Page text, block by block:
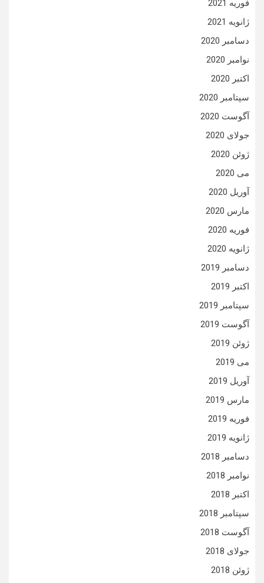
فوریه 2021
ژانویه 2021
دسامبر 2020
نوامبر 2020
اکتبر 2020
سپتامبر 2020
آگوست 2020
جولای 2020
ژوئن 2020
می 2020
آوریل 2020
مارس 2020
فوریه 2020
ژانویه 2020
دسامبر 2019
اکتبر 2019
سپتامبر 2019
آگوست 2019
ژوئن 2019
می 2019
آوریل 2019
مارس 2019
فوریه 2019
ژانویه 2019
دسامبر 2018
نوامبر 2018
اکتبر 2018
سپتامبر 2018
آگوست 2018
جولای 2018
ژوئن 2018